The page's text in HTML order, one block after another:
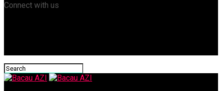
Connect with us